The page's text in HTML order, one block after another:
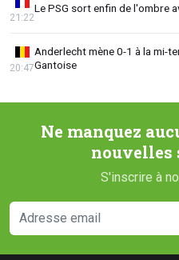
Le PSG sort enfin de l'ombre
21:22
Anderlecht mène 0-1 à la mi-
Gantoise
20:47
Ne manquez
nouvelles
S'inscrire à